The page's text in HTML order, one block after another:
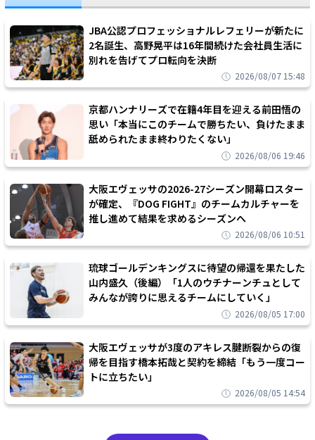
JBA公認プロフェッショナルレフェリーが新たに
2名誕生、高野晃平は16年間続けた会社員生活に
別れを告げてプロ転向を決断
2026/08/07 15:48
京都ハンナリーズで在籍4年目を迎える前田悟の
思い「本当にこのチームで勝ちたい、負けたまま
舐められたまま終わりたくない」
2026/08/06 19:46
大阪エヴェッサの2026-27シーズン開幕ロスター
が確定、『DOG FIGHT』のチームカルチャーを
推し進めて結果を求めるシーズンへ
2026/08/06 10:51
琉球ゴールデンキングスに待望の帰還を果たした
山内盛久（後編）「1人のウチナーンチュとして
みんなが誇りに思えるチームにしていく」
2026/08/05 17:00
大阪エヴェッサが3度のアキレス腱断裂からの復
帰を目指す橋本拓哉と契約を締結「もう一度コー
トに立ちたい」
2026/08/05 14:54